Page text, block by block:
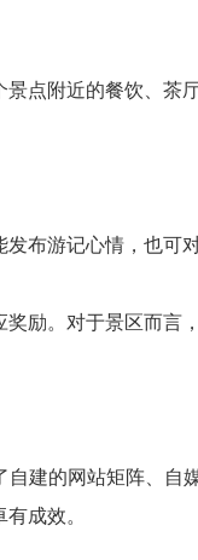
点附近的餐饮、
布游记心情，也可
励。对于景区而言
建的网站矩阵、
成效。